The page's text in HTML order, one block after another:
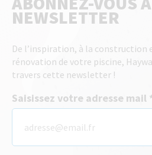
NEWSLETTER
De l’inspiration, à la construction
rénovation de votre piscine,
travers cette newsletter !
Saisissez votre adresse mail